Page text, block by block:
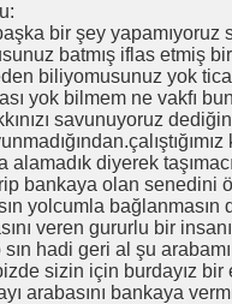
bir şey yapamıyoruz
batmış iflas etmiş bir
biliyomusunuz yok
yok bilmem ne vakfı
savunuyoruz
alamadık diyerek
bankaya olan senedini
yolcumla bağlanmasın
veren gururlu bir
sın hadi geri al şu
sizin için burdayız bir
arabasını bankaya